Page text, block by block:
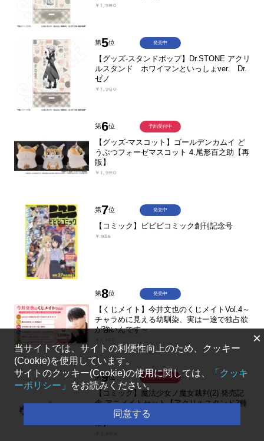
￥1,980
第5位
【グッズ-スタンドポップ】Dr.STONE アクリ
ルスタンド ホワイマンといっしょver. Dr.
ゼノ
￥1,980
発売中
第6位
【グッズ-マスコット】ゴールデンカムイ ど
うぶつフォーゼマスコット 4.尾形百之助【再
販】
￥1,980
予約受付中
第7位
【コミック】ビビビコミック創刊記念号
￥935
発売中
第8位
【くじメイト】今井文也のくじメイトVol.4～
チャラめに見える幼馴染、実は一途で独占欲
が強いんです～
発売中
第9位
【コミック】魔法少女ノ魔女裁判(2) 発売記
念 アニメイトセット【アクリルスタンド2種
セット購入用シリアル付き】【完全受注生
予約受付中
×
当サイトでは、サイトの利便性向上のため、クッキー
(Cookie)を使用しています。
サイトのクッキー(Cookie)の使用に関しては、
「クッキ
ーポリシー」
をお読みください。
同意する